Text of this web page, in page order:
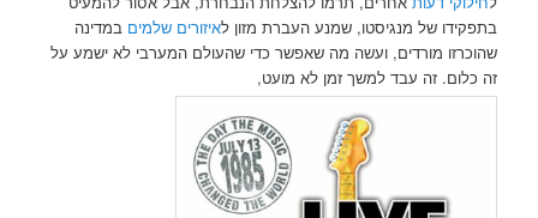
בתפקידו של מנגיסטו, שמנע העברת מזון לאיזורים שלמים במדינה
שהוכרזו מורדים, ועשה מה שאפשר כדי שהעולם המערבי לא ישמע על
זה כלום. זה עבד למשך זמן לא מועט,